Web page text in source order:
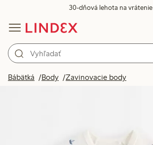
30-dňová lehota na vrátenie
Bábätká Body Zavinovacie body